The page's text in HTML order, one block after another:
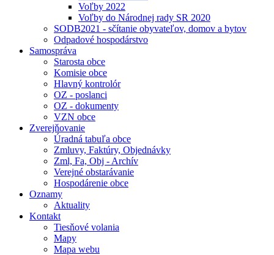
Voľby 2022
Voľby do Národnej rady SR 2020
SODB2021 - sčítanie obyvateľov, domov a bytov
Odpadové hospodárstvo
Samospráva
Starosta obce
Komisie obce
Hlavný kontrolór
OZ - poslanci
OZ - dokumenty
VZN obce
Zverejňovanie
Úradná tabuľa obce
Zmluvy, Faktúry, Objednávky
Zml, Fa, Obj - Archív
Verejné obstarávanie
Hospodárenie obce
Oznamy
Aktuality
Kontakt
Tiesňové volania
Mapy
Mapa webu